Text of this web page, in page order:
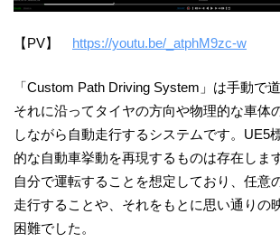
【PV】 https://youtu.be/_atphM9zc-w
「Custom Path Driving System」は手動で
それに沿ってタイヤの方向や物理的な車体
しながら自動走行するシステムです。UE5
的な自動車挙動を再現するものは存在しま
自分で運転することを想定しており、任意
走行することや、それをもとに思い通りの
困難でした。